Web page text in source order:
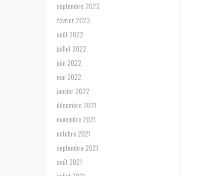
septembre 2023
février 2023
août 2022
juillet 2022
juin 2022
mai 2022
janvier 2022
décembre 2021
novembre 2021
octobre 2021
septembre 2021
août 2021